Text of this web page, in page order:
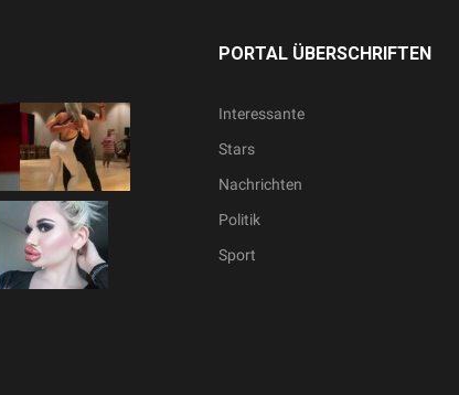
PORTAL ÜBERSCHRIFTEN
Interessante
Stars
Nachrichten
Politik
Sport